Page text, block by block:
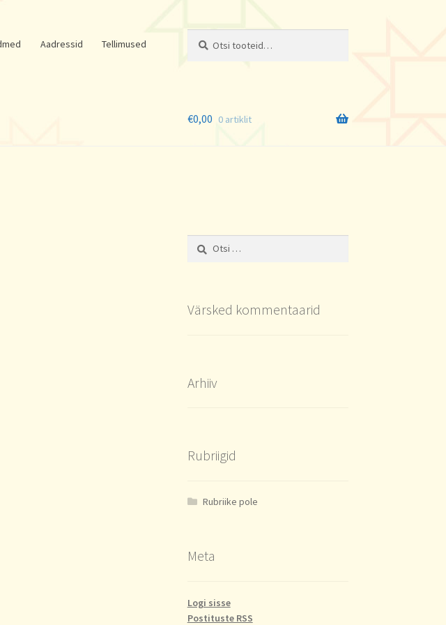
Aadressid Tellimused
€0,00 0 artiklit
Otsi:
Värsked kommentaarid
Arhiiv
Rubriigid
Rubriike pole
Meta
Logi sisse
Postituste RSS